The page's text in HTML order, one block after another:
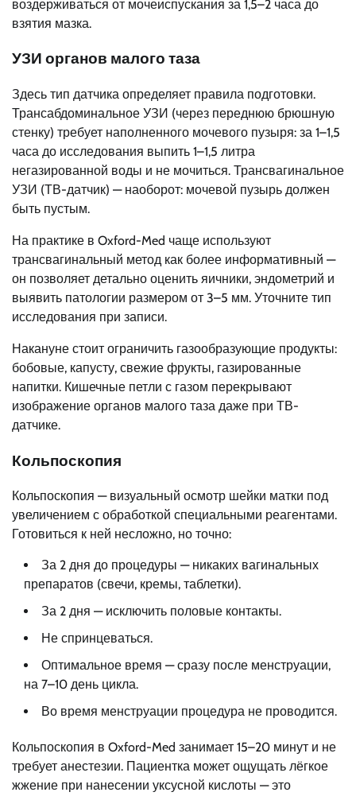
воздерживаться от мочеиспускания за 1,5–2 часа до
взятия мазка.
УЗИ органов малого таза
Здесь тип датчика определяет правила подготовки.
Трансабдоминальное УЗИ (через переднюю брюшную
стенку) требует наполненного мочевого пузыря: за 1–1,5
часа до исследования выпить 1–1,5 литра
негазированной воды и не мочиться. Трансвагинальное
УЗИ (ТВ-датчик) — наоборот: мочевой пузырь должен
быть пустым.
На практике в Oxford-Med чаще используют
трансвагинальный метод как более информативный —
он позволяет детально оценить яичники, эндометрий и
выявить патологии размером от 3–5 мм. Уточните тип
исследования при записи.
Накануне стоит ограничить газообразующие продукты:
бобовые, капусту, свежие фрукты, газированные
напитки. Кишечные петли с газом перекрывают
изображение органов малого таза даже при ТВ-
датчике.
Кольпоскопия
Кольпоскопия — визуальный осмотр шейки матки под
увеличением с обработкой специальными реагентами.
Готовиться к ней несложно, но точно:
За 2 дня до процедуры — никаких вагинальных
препаратов (свечи, кремы, таблетки).
За 2 дня — исключить половые контакты.
Не спринцеваться.
Оптимальное время — сразу после менструации,
на 7–10 день цикла.
Во время менструации процедура не проводится.
Кольпоскопия в Oxford-Med занимает 15–20 минут и не
требует анестезии. Пациентка может ощущать лёгкое
жжение при нанесении уксусной кислоты — это